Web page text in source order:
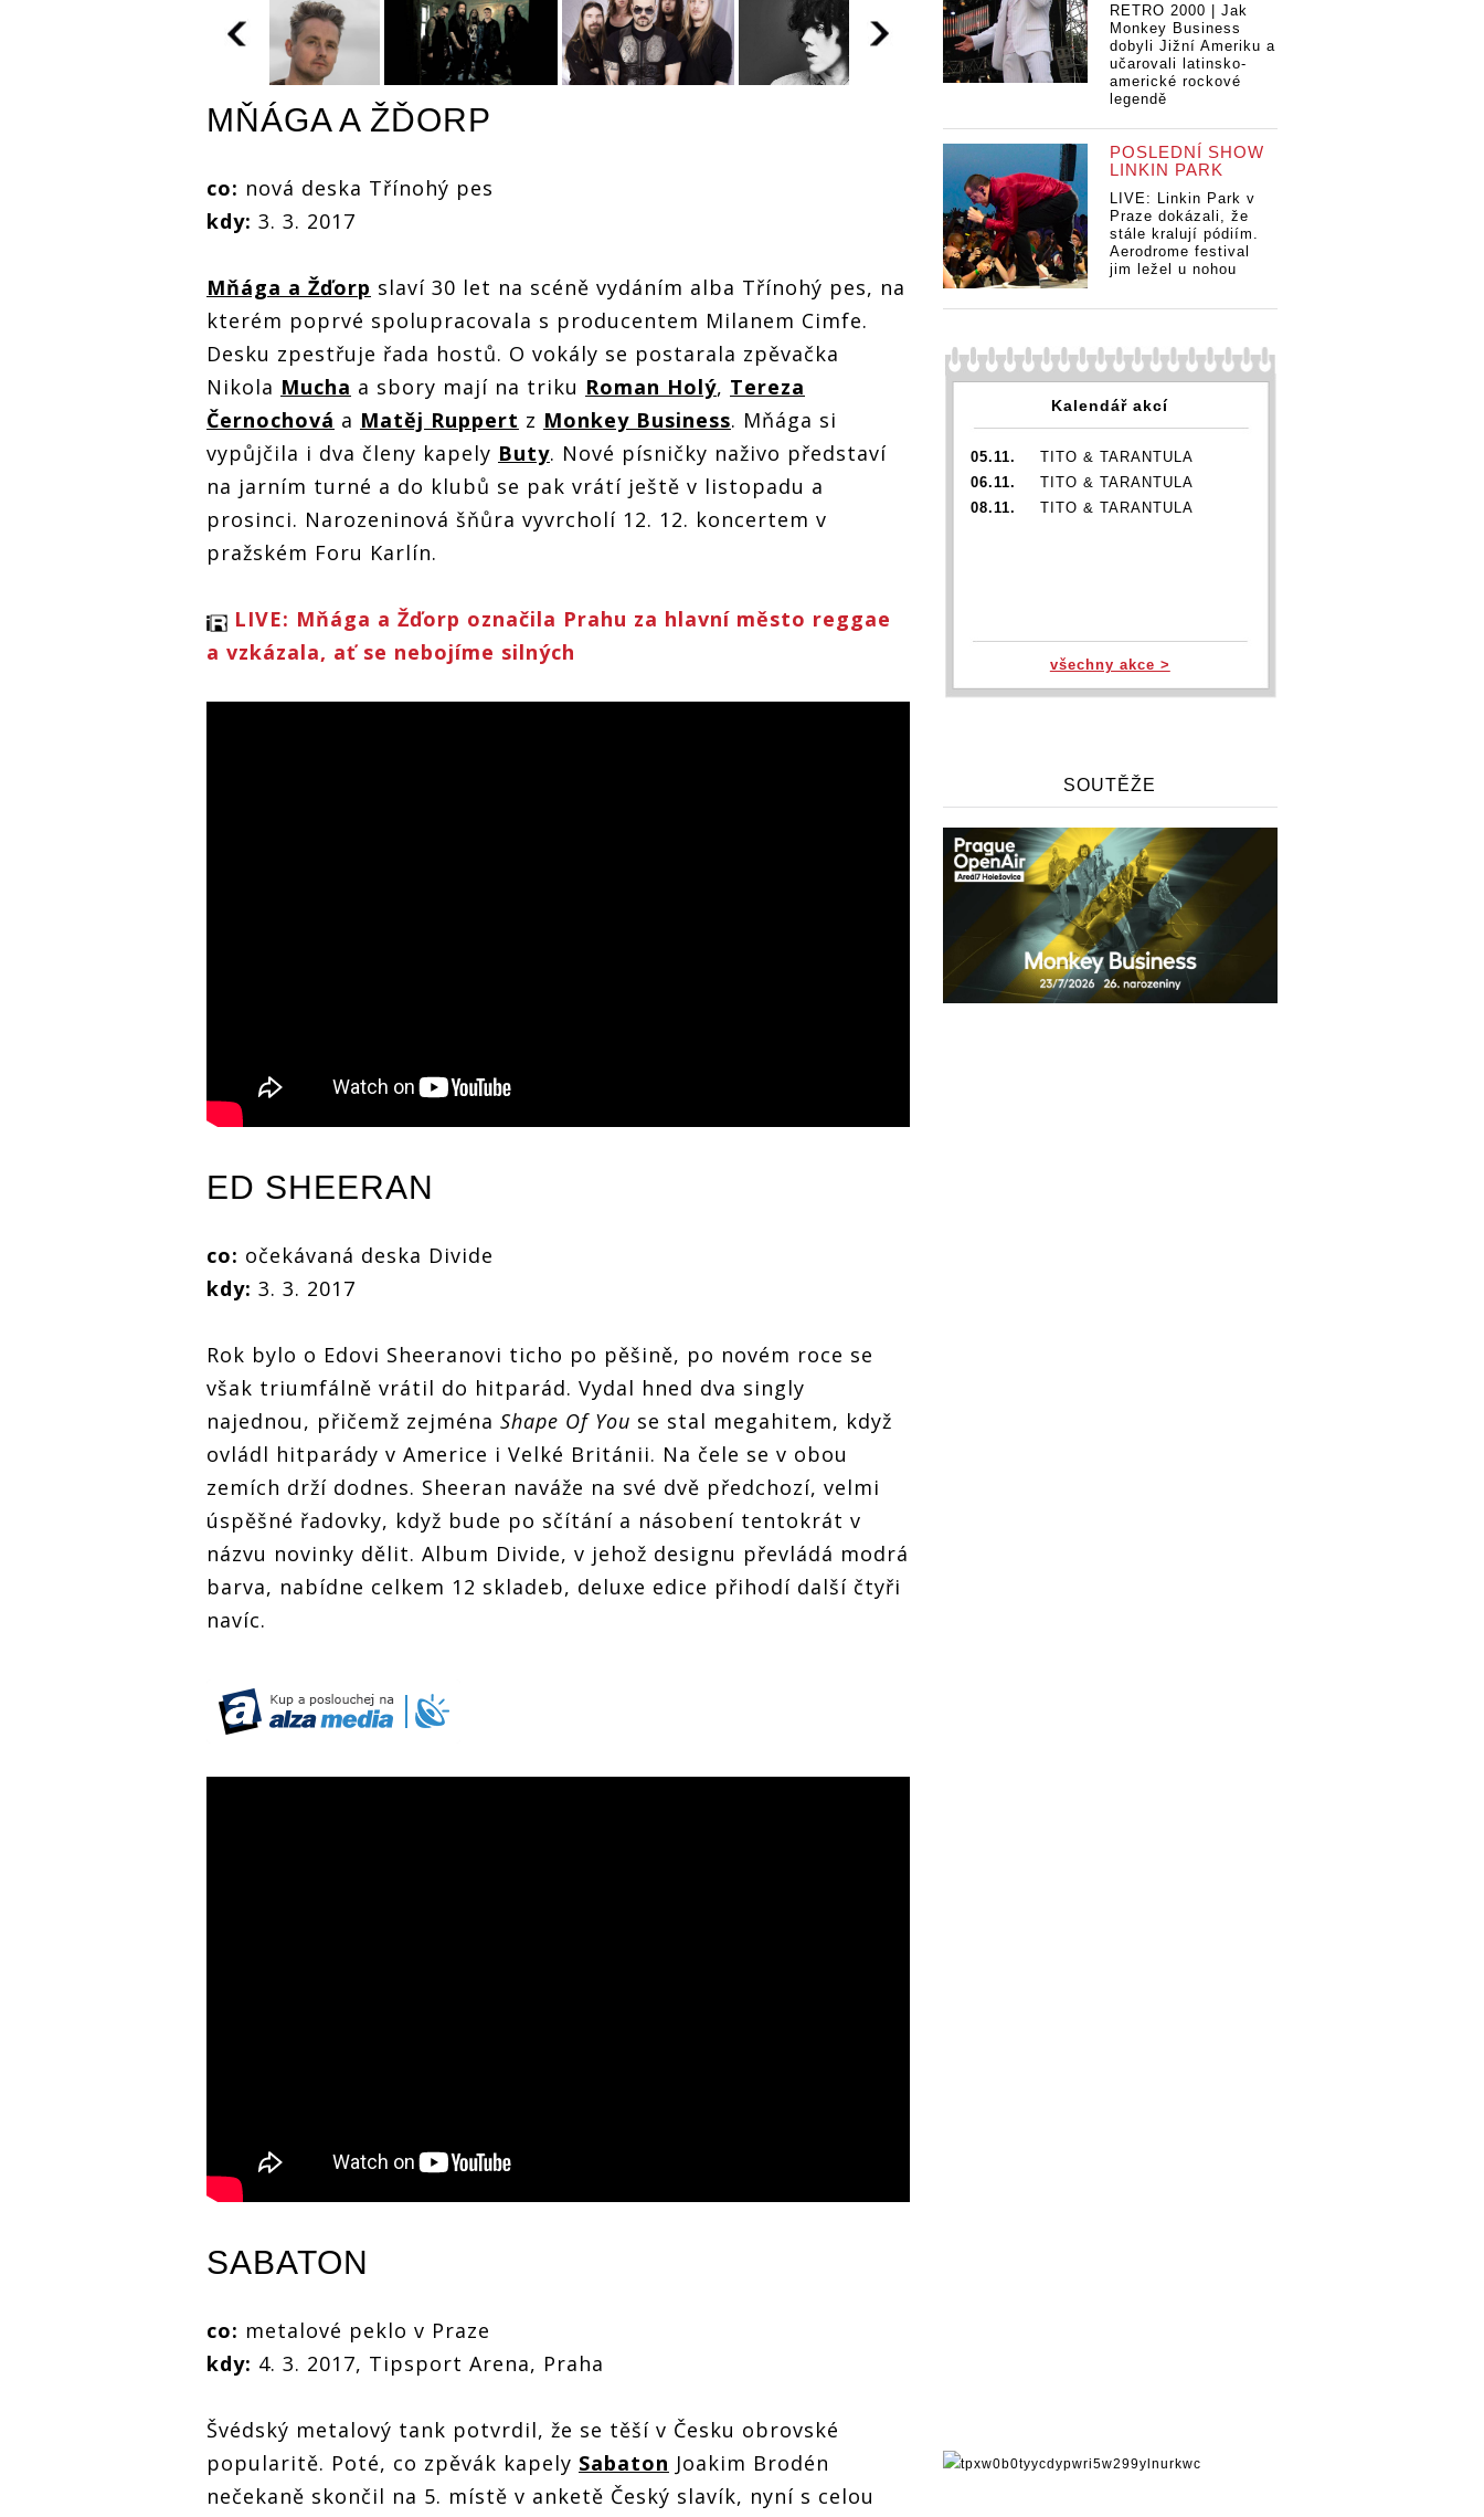
odehrají Korn,
Sabaton, Tom
Chaplin i LP,
J.A.R.
Koncerty v
březnu u nás
Chaplin i LP,
odehrají Korn,
Sabaton, Tom
Chaplin i LP,
desky vydají Ed
Sheeran nebo
J.A.R.
Koncerty v
březnu u nás
odehrají Korn,
Sabaton, Tom
Chaplin i LP,
desky vydají Ed
J.A.R.
MŇÁGA A ŽĎORP
co: nová deska Třínohý pes
kdy: 3. 3. 2017
Mňága a Žďorp slaví 30 let na scéně vydáním alba Třínohý pes, na
kterém poprvé spolupracovala s producentem Milanem Cimfe.
Desku zpestřuje řada hostů. O vokály se postarala zpěvačka
Nikola Mucha a sbory mají na triku Roman Holý, Tereza
Černochová a Matěj Ruppert z Monkey Business. Mňága si
vypůjčila i dva členy kapely Buty. Nové písničky naživo představí
na jarním turné a do klubů se pak vrátí ještě v listopadu a
prosinci. Narozeninová šňůra vyvrcholí 12. 12. koncertem v
pražském Foru Karlín.
LIVE: Mňága a Žďorp označila Prahu za hlavní město reggae
a vzkázala, ať se nebojíme silných
ED SHEERAN
co: očekávaná deska Divide
kdy: 3. 3. 2017
Rok bylo o Edovi Sheeranovi ticho po pěšině, po novém roce se
však triumfálně vrátil do hitparád. Vydal hned dva singly
najednou, přičemž zejména Shape Of You se stal megahitem, když
ovládl hitparády v Americe i Velké Británii. Na čele se v obou
zemích drží dodnes. Sheeran naváže na své dvě předchozí, velmi
úspěšné řadovky, když bude po sčítání a násobení tentokrát v
názvu novinky dělit. Album Divide, v jehož designu převládá modrá
barva, nabídne celkem 12 skladeb, deluxe edice přihodí další čtyři
navíc.
SABATON
co: metalové peklo v Praze
kdy: 4. 3. 2017, Tipsport Arena, Praha
Švédský metalový tank potvrdil, že se těší v Česku obrovské
popularitě. Poté, co zpěvák kapely Sabaton Joakim Brodén
nečekaně skončil na 5. místě v anketě Český slavík, nyní s celou
RETRO 2000 | Jak
Monkey Business
dobyli Jižní Ameriku a
učarovali latinsko-
americké rockové
legendě
POSLEDNÍ SHOW
LINKIN PARK
LIVE: Linkin Park v
Praze dokázali, že
stále kralují pódiím.
Aerodrome festival
jim ležel u nohou
Kalendář akcí
05.11.
TITO & TARANTULA
06.11.
TITO & TARANTULA
08.11.
TITO & TARANTULA
všechny akce >
SOUTĚŽE